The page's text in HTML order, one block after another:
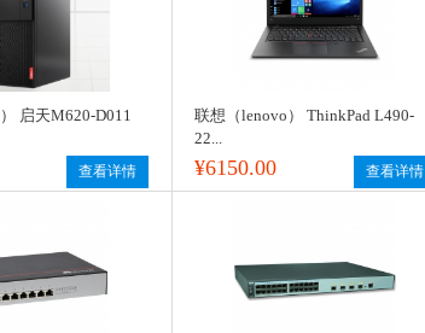
启天M620-D011
查看详情
联想（lenovo） ThinkPad L490-
22...
¥6150.00 查看详情